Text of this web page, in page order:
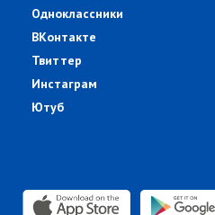
Одноклассники
ВКонтакте
Твиттер
Инстаграм
Ютуб